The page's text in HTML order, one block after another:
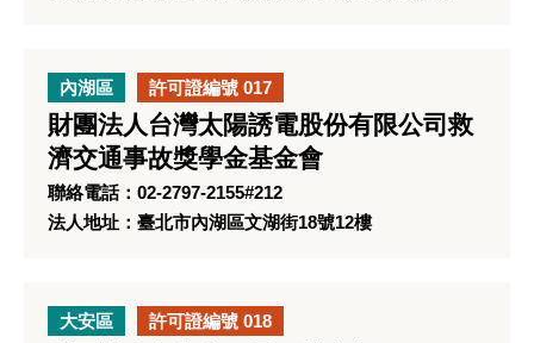
內湖區 許可證編號 017
財團法人台灣太陽誘電股份有限公司救
濟交通事故獎學金基金會
聯絡電話：02-2797-2155#212
法人地址：臺北市內湖區文湖街18號12樓
大安區 許可證編號 018